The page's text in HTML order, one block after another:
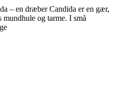
– en dræber Candida er en gær,
og tarme. I små